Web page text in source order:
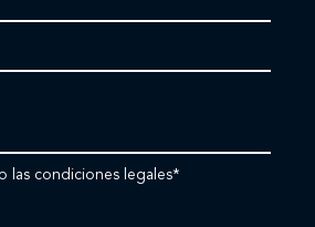
las condiciones legales*